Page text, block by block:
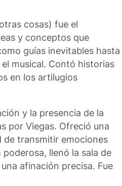
cosas) fue el
y conceptos que
guías inevitables hasta
musical. Contó historias
en los artilugios
y la presencia de la
por Viegas. Ofreció una
de transmitir emociones
llenó la sala de
afinación precisa. Fue